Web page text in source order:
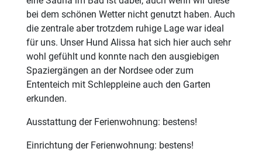
bei dem schönen Wetter nicht genutzt haben. Auch
die zentrale aber trotzdem ruhige Lage war ideal
für uns. Unser Hund Alissa hat sich hier auch sehr
wohl gefühlt und konnte nach den ausgiebigen
Spaziergängen an der Nordsee oder zum
Ententeich mit Schleppleine auch den Garten
erkunden.
Ausstattung der Ferienwohnung: bestens!
Einrichtung der Ferienwohnung: bestens!